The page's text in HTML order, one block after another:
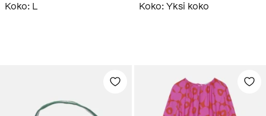
Koko: L
Koko: Yksi koko